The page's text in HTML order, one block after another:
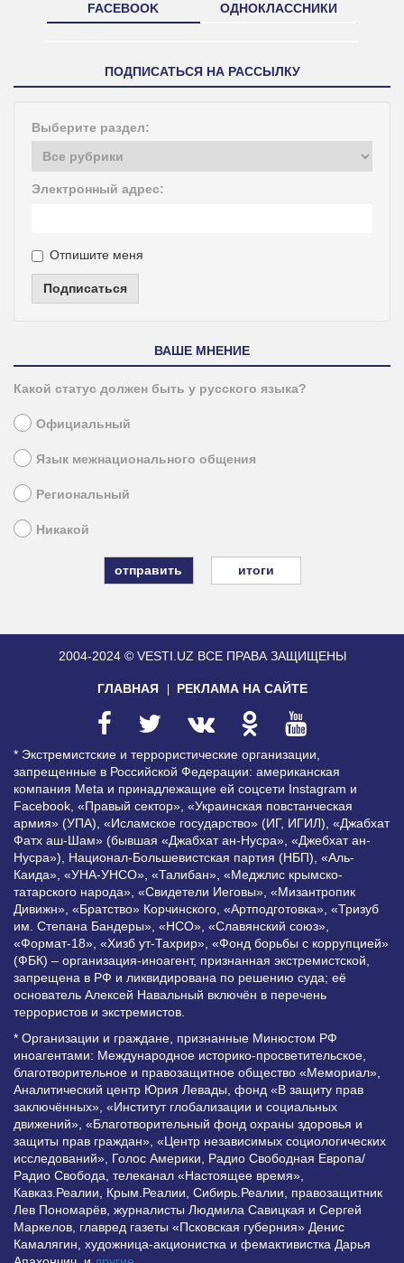
FACEBOOK ОДНОКЛАССНИКИ
ПОДПИСАТЬСЯ НА РАССЫЛКУ
Выберите раздел:
Электронный адрес:
Отпишите меня
Подписаться
ВАШЕ МНЕНИЕ
Какой статус должен быть у русского языка?
Официальный
Язык межнационального общения
Региональный
Никакой
итоги
2004-2024 © VESTI.UZ ВСЕ ПРАВА ЗАЩИЩЕНЫ
ГЛАВНАЯ РЕКЛАМА НА САЙТЕ
* Экстремистские и террористические организации,
запрещенные в Российской Федерации: американская
компания Meta и принадлежащие ей соцсети Instagram и
Facebook, «Правый сектор», «Украинская повстанческая
армия» (УПА), «Исламское государство» (ИГ, ИГИЛ), «Джабхат
Фатх аш-Шам» (бывшая «Джабхат ан-Нусра», «Джебхат ан-
Нусра»), Национал-Большевистская партия (НБП), «Аль-
Каида», «УНА-УНСО», «Талибан», «Меджлис крымско-
татарского народа», «Свидетели Иеговы», «Мизантропик
Дивижн», «Братство» Корчинского, «Артподготовка», «Тризуб
им. Степана Бандеры», «НСО», «Славянский союз»,
«Формат-18», «Хизб ут-Тахрир», «Фонд борьбы с коррупцией»
(ФБК) – организация-иноагент, признанная экстремистской,
запрещена в РФ и ликвидирована по решению суда; её
основатель Алексей Навальный включён в перечень
террористов и экстремистов.
* Организации и граждане, признанные Минюстом РФ
иноагентами: Международное историко-просветительское,
благотворительное и правозащитное общество «Мемориал»,
Аналитический центр Юрия Левады, фонд «В защиту прав
заключённых», «Институт глобализации и социальных
движений», «Благотворительный фонд охраны здоровья и
защиты прав граждан», «Центр независимых социологических
исследований», Голос Америки, Радио Свободная Европа/
Радио Свобода, телеканал «Настоящее время»,
Кавказ.Реалии, Крым.Реалии, Сибирь.Реалии, правозащитник
Лев Пономарёв, журналисты Людмила Савицкая и Сергей
Маркелов, главред газеты «Псковская губерния» Денис
Камалягин, художница-акционистка и фемактивистка Дарья